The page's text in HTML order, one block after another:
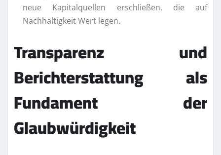
neue Kapitalquellen erschließen, die auf
Nachhaltigkeit Wert legen.
Transparenz und
Berichterstattung als
Fundament der
Glaubwürdigkeit